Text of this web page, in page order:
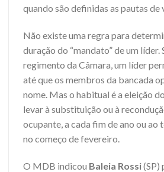
quando são definidas as pautas de
Não existe uma regra para
duração do “mandato” de um líder.
regimento da Câmara, um líder
até que os membros da bancada
nome. Mas o habitual é a eleição
levar à substituição ou à
ocupante, a cada fim de ano ou ao
no começo de fevereiro.
O MDB indicou Baleia Rossi(SP)